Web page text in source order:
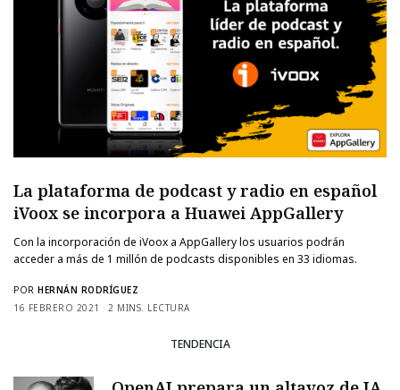
La plataforma de podcast y radio en español
iVoox se incorpora a Huawei AppGallery
Con la incorporación de iVoox a AppGallery los usuarios podrán
acceder a más de 1 millón de podcasts disponibles en 33 idiomas.
POR HERNÁN RODRÍGUEZ
16 FEBRERO 2021
2 MINS. LECTURA
TENDENCIA